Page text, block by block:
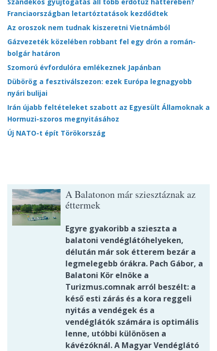
Franciaországban letartóztatások kezdődtek
Az oroszok nem tudnak kiszeretni Vietnámból
Gázvezeték közelében robbant fel egy drón a román-
bolgár határon
Szomorú évfordulóra emlékeznek Japánban
Dübörög a fesztiválszezon: ezek Európa legnagyobb
nyári bulijai
Irán újabb feltételeket szabott az Egyesült Államoknak a
Hormuzi-szoros megnyitásához
Új NATO-t épít Törökország
A Balatonon már sziesztáznak az
éttermek
Egyre gyakoribb a szieszta a
balatoni vendéglátóhelyeken,
délután már sok étterem bezár a
legmelegebb órákra. Pach Gábor, a
Balatoni Kör elnöke a
Turizmus.comnak arról beszélt: a
késő esti zárás és a kora reggeli
nyitás a vendégek és a
vendéglátók számára is optimális
lenne, utóbbi különösen a
kávézóknál. A Magyar Vendéglátó